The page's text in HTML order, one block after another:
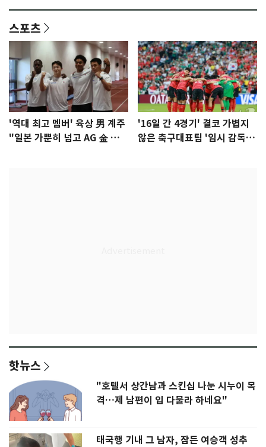
스포츠
'역대 최고 멤버' 육상 男 계주
"일본 가뿐히 넘고 AG 金 따겠
'16일 간 4경기' 결코 가볍지
않은 축구대표팀 '임시 감독'
핫뉴스
"호텔서 상간남과 스킨십 나눈 시누이 목
격…제 남편이 입 다물라 하네요"
태국행 기내 그 남자, 잠든 여승객 성추